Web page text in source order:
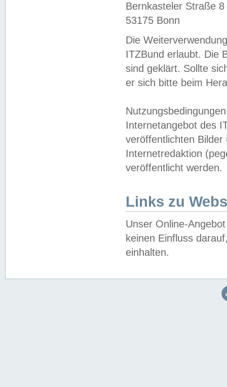
Bernkasteler Straße 8
53175 Bonn
Die
ITZBund erlaubt. Die
sind geklärt. Sollte
er sich bitte beim
Internetangebot des
veröffentlichten
Internetredaktion
veröffentlicht werden.
Links zu
Unser Online-
keinen Einfluss
einhalten.